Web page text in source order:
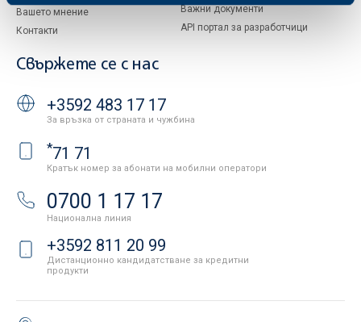
Вашето мнение
Контакти
Важни документи
API портал за разработчици
Свържете се с нас
+3592 483 17 17
За връзка от страната и чужбина
*71 71
Кратък номер за абонати на мобилни оператори
0700 1 17 17
Национална линия
+3592 811 20 99
Дистанционно кандидатстване за кредитни
продукти